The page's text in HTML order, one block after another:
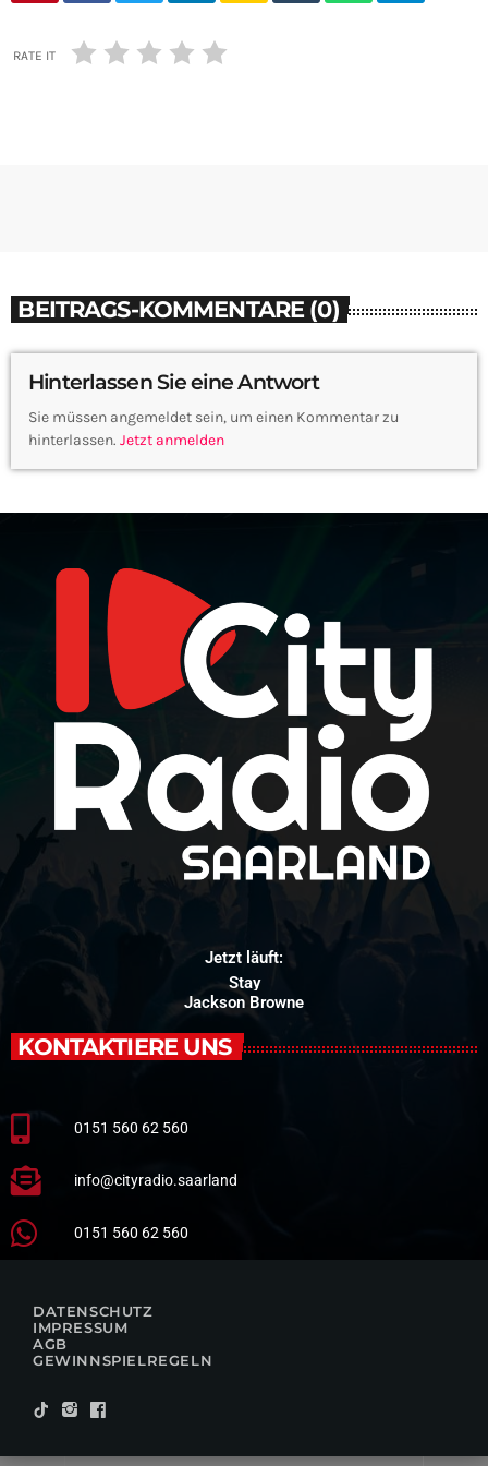
RATE IT
BEITRAGS-KOMMENTARE (0)
Hinterlassen Sie eine Antwort
Sie müssen angemeldet sein, um einen Kommentar zu
hinterlassen. Jetzt anmelden
Jetzt läuft:
Stay
Jackson Browne
KONTAKTIERE UNS
0151 560 62 560
info@cityradio.saarland
0151 560 62 560
DATENSCHUTZ
IMPRESSUM
AGB
GEWINNSPIELREGELN